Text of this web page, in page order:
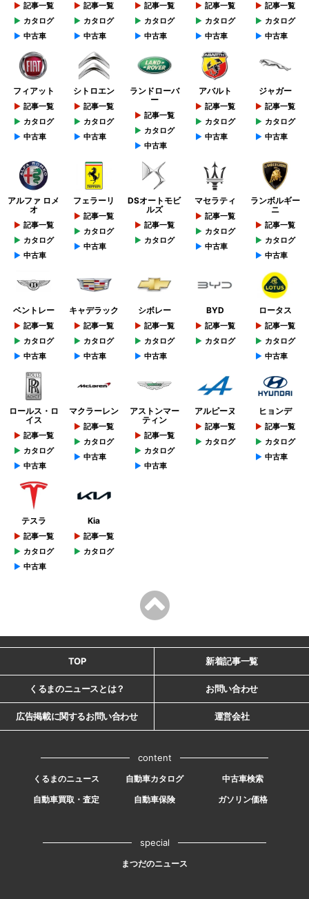
記事一覧
カタログ
中古車
記事一覧
カタログ
中古車
記事一覧
カタログ
中古車
記事一覧
カタログ
中古車
記事一覧
カタログ
中古車
フィアット
記事一覧
カタログ
中古車
シトロエン
記事一覧
カタログ
中古車
ランドローバ
ー
記事一覧
カタログ
中古車
アバルト
記事一覧
カタログ
中古車
ジャガー
記事一覧
カタログ
中古車
アルファ ロメ
オ
記事一覧
カタログ
中古車
フェラーリ
記事一覧
カタログ
中古車
DSオートモビ
ルズ
記事一覧
カタログ
マセラティ
記事一覧
カタログ
中古車
ランボルギー
ニ
記事一覧
カタログ
中古車
ベントレー
記事一覧
カタログ
中古車
キャデラック
記事一覧
カタログ
中古車
シボレー
記事一覧
カタログ
中古車
BYD
記事一覧
カタログ
ロータス
記事一覧
カタログ
中古車
ロールス・ロ
イス
記事一覧
カタログ
中古車
マクラーレン
記事一覧
カタログ
中古車
アストンマー
ティン
記事一覧
カタログ
中古車
アルピーヌ
記事一覧
カタログ
ヒョンデ
記事一覧
カタログ
中古車
テスラ
記事一覧
カタログ
中古車
Kia
記事一覧
カタログ
TOP 新着記事一覧
くるまのニュースとは？ お問い合わせ
広告掲載に関するお問い合わせ 運営会社
content
くるまのニュース 自動車カタログ
中古車検索
自動車買取・査定
自動車保険 ガソリン価格
special
まつだのニュース